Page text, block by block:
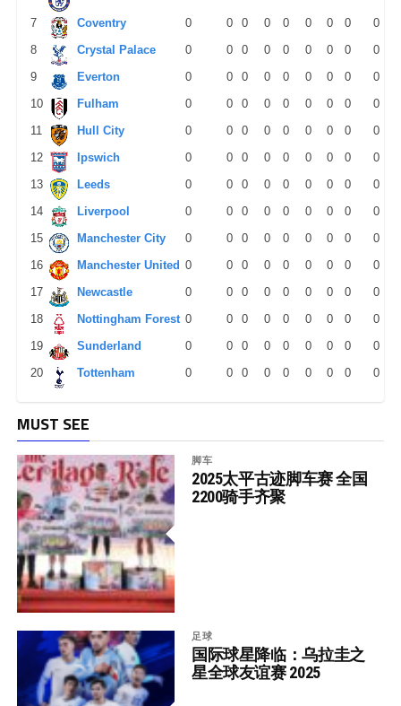
7
Coventry 0 0 0 0 0 0 0 0
0
8
Crystal Palace 0 0 0 0 0 0 0 0
0
9
Everton 0 0 0 0 0 0 0 0
0
10
Fulham 0 0 0 0 0 0 0 0
0
11
Hull City 0 0 0 0 0 0 0 0
0
12
Ipswich 0 0 0 0 0 0 0 0
0
13
Leeds 0 0 0 0 0 0 0 0
0
14
Liverpool 0 0 0 0 0 0 0 0
0
15
Manchester City 0 0 0 0 0 0 0 0
0
16
Manchester United 0 0 0 0 0 0 0 0
0
17
Newcastle 0 0 0 0 0 0 0 0
0
18
Nottingham Forest 0 0 0 0 0 0 0 0
0
19
Sunderland 0 0 0 0 0 0 0 0
0
20
Tottenham 0 0 0 0 0 0 0 0 0
MUST SEE
脚车
2025太平古迹脚车赛 全国
2200骑手齐聚
足球
国际球星降临：乌拉圭之
星全球友谊赛 2025